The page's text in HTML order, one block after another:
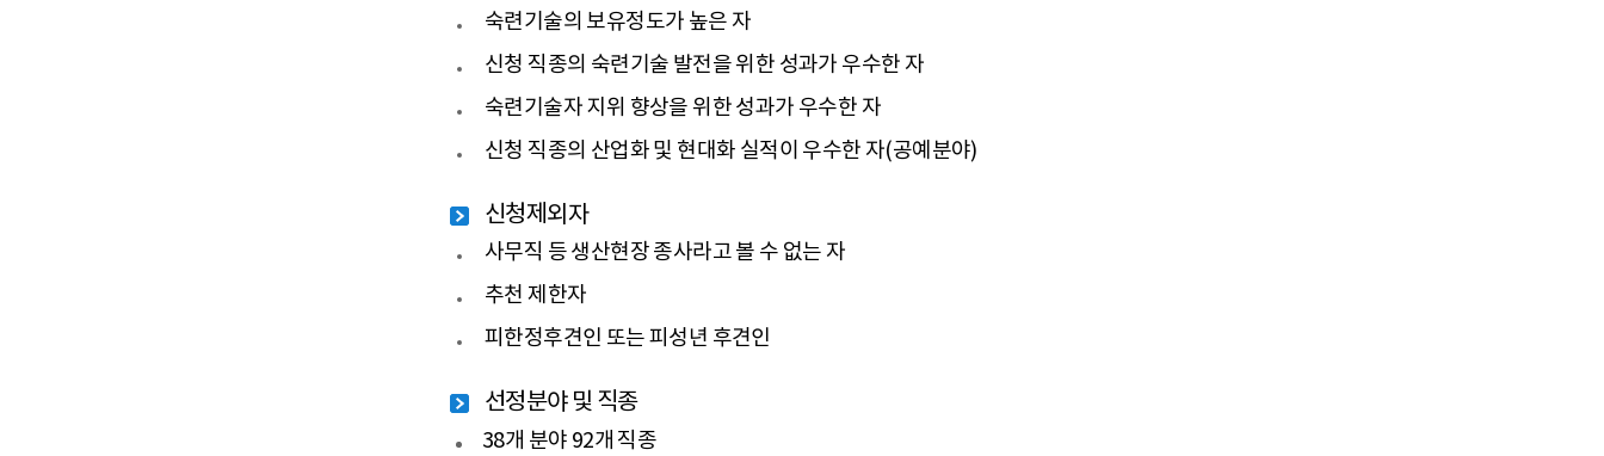
숙련기술의 보유정도가 높은 자
신청 직종의 숙련기술 발전을 위한 성과가 우수한 자
숙련기술자 지위 향상을 위한 성과가 우수한 자
신청 직종의 산업화 및 현대화 실적이 우수한 자(공예분야)
신청제외자
사무직 등 생산현장 종사라고 볼 수 없는 자
추천 제한자
피한정후견인 또는 피성년 후견인
선정분야 및 직종
38개 분야 92개 직종